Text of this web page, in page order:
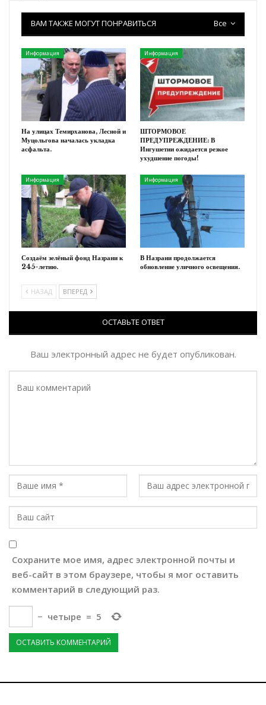
Все
ВАМ ТАКЖЕ МОГУТ ПОНРАВИТЬСЯ
Информация
На улицах Темирханова, Лесной и
Муцольгова началась укладка
асфальта.
Информация
ШТОРМОВОЕ
ПРЕДУПРЕЖДЕНИЕ: В
Ингушетии ожидается резкое
ухудшение погоды!
Информация
Создаём зелёный фонд Назрани к
245-летию.
Информация
В Назрани продолжается
обновление уличного освещения.
НАЗАД ВПЕРЕД
ОСТАВЬТЕ ОТВЕТ
Ваш электронный адрес не будет опубликован.
Сохраните мое имя, адрес электронной почты и
веб-сайт в этом браузере, чтобы я мог оставить
комментарий в следующий раз.
− четыре = 5